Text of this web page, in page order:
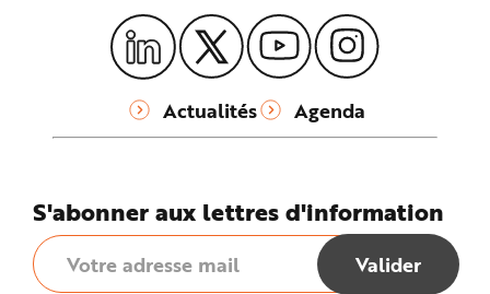
Actualités Agenda
S'abonner aux lettres d'information